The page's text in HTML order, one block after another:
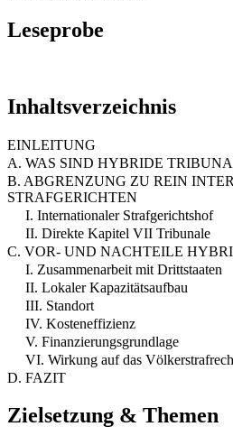
Leseprobe
Inhaltsverzeichnis
EINLEITUNG
A. WAS SIND HYBRIDE
B. ABGRENZUNG ZU REIN
STRAFGERICHTEN
I. Internationaler Strafgerichtshof
II. Direkte Kapitel VII Tribunale
C. VOR- UND NACHTEILE
I. Zusammenarbeit mit Drittstaaten
II. Lokaler Kapazitätsaufbau
III. Standort
IV. Kosteneffizienz
V. Finanzierungsgrundlage
VI. Wirkung auf das
D. FAZIT
Zielsetzung & Themen